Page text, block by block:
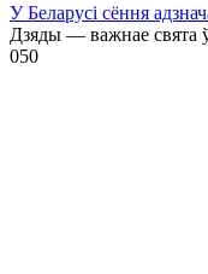
У Беларусі сёння
Дзяды — важнае свята ў
050